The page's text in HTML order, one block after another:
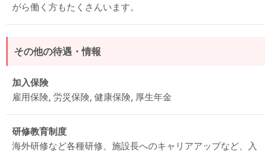
がら働く方もたくさんいます。
その他の待遇・情報
加入保険
雇用保険, 労災保険, 健康保険, 厚生年金
研修教育制度
海外研修など各種研修、施設長へのキャリアアップなど、入